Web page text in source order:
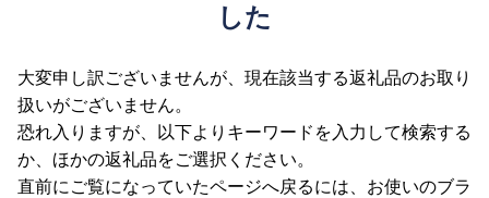
した
大変申し訳ございませんが、現在該当する返礼品のお取り
扱いがございません。
恐れ入りますが、以下よりキーワードを入力して検索する
か、ほかの返礼品をご選択ください。
直前にご覧になっていたページへ戻るには、お使いのブラ